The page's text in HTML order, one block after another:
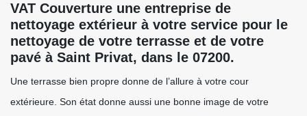
VAT Couverture une entreprise de
nettoyage extérieur à votre service pour le
nettoyage de votre terrasse et de votre
pavé à Saint Privat, dans le 07200.
Une terrasse bien propre donne de l’allure à votre cour
extérieure. Son état donne aussi une bonne image de votre